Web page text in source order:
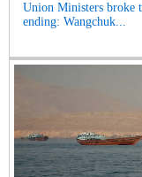
Union Ministers broke
ending: Wangchuk...